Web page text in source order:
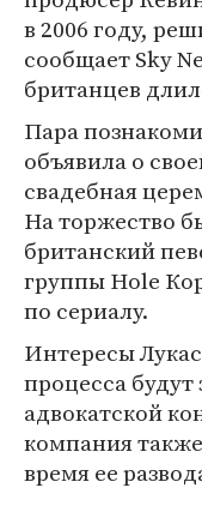
в 2006 году,
сообщает Sky
британцев
Пара
объявила о
свадебная
На торжество
британский
группы Hole
по сериалу.
Интересы
процесса
адвокатской
компания
время ее